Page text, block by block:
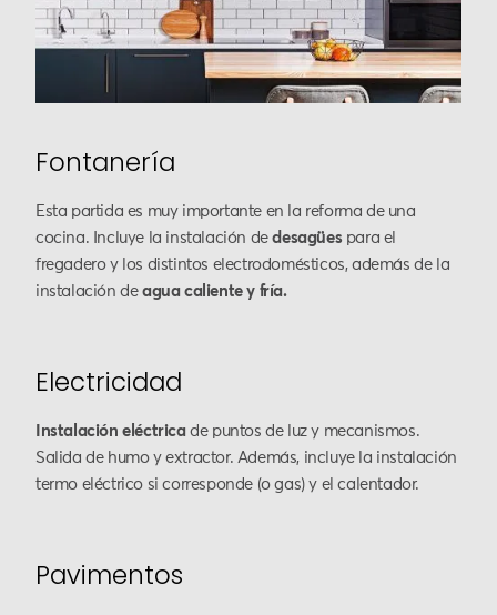
Fontanería
Esta partida es muy importante en la reforma de una
cocina. Incluye la instalación dedesagües para el
fregadero y los distintos electrodomésticos, además de la
instalación deagua caliente y fría.
Electricidad
Instalación eléctricade puntos de luz y mecanismos.
Salida de humo y extractor. Además, incluye la instalación
termo eléctrico si corresponde (o gas) y el calentador.
Pavimentos